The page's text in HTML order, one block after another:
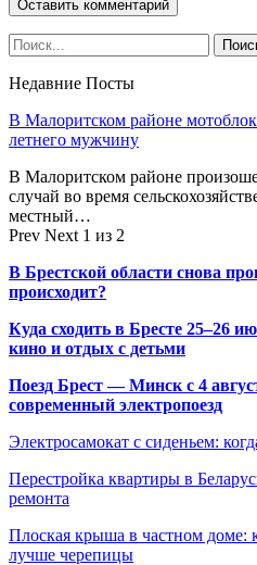
Недавние Посты
В Малоритском районе
летнего мужчину
В Малоритском районе
случай во время
местный…
Prev Next 1 из 2
В Брестской области снова
происходит?
Куда сходить в Бресте 25–26
кино и отдых с детьми
Поезд Брест — Минск с 4
современный электропоезд
Электросамокат с сиденьем:
Перестройка квартиры в
ремонта
Плоская крыша в частном доме:
лучше черепицы